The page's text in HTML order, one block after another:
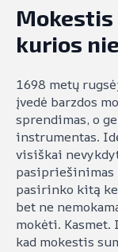
Mokestis
kurios
1698 metų
įvedė barzdos
sprendimas, o
instrumentas.
visiškai
pasipriešinimas
pasirinko kitą
bet ne
mokėti.
kad mokestis